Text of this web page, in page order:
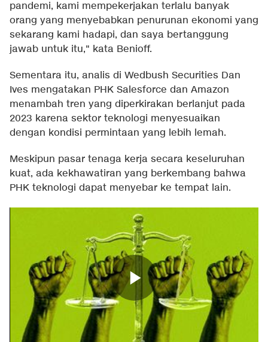
pandemi, kami mempekerjakan terlalu banyak
orang yang menyebabkan penurunan ekonomi yang
sekarang kami hadapi, dan saya bertanggung
jawab untuk itu," kata Benioff.
Sementara itu, analis di Wedbush Securities Dan
Ives mengatakan PHK Salesforce dan Amazon
menambah tren yang diperkirakan berlanjut pada
2023 karena sektor teknologi menyesuaikan
dengan kondisi permintaan yang lebih lemah.
Meskipun pasar tenaga kerja secara keseluruhan
kuat, ada kekhawatiran yang berkembang bahwa
PHK teknologi dapat menyebar ke tempat lain.